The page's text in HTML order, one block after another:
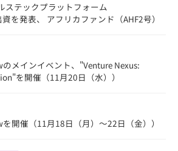
ステックプラットフォーム
を発表、 アフリカファンド（AHF2号）
のメインイベント、"Venture Nexus:
を開催（11月20日（水））
開催（11月18日（月）～22日（金））